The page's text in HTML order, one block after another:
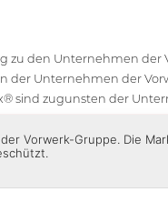
zu den Unternehmen der
Unternehmen der
sind zugunsten der
Vorwerk-Gruppe. Die